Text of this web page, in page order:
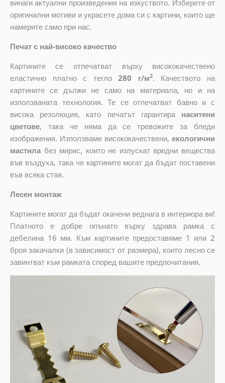
винаги актуални произведения на изкуството. Изберете от
оригинални мотиви и украсете дома си с картини, които ще
намерите само при нас.
Печат с най-високо качество
Картините се отпечатват върху висококачествено
еластично платно с тегло280 г/м2. Качеството на
картините се дължи не само на материала, но и на
използваната технология. Те се отпечатват бавно и с
висока резолюция, като печатът гарантира наситени
цветове, така че няма да се тревожите за бледи
изображения. Използваме висококачествени,екологични
мастилабез мирис, които не изпускат вредни вещества
във въздуха, така че картините могат да бъдат поставени
във всяка стая.
Лесен монтаж
Картините могат да бъдат окачени веднага в интериора ви!
Платното е добре опънато върху здрава рамка с
дебелина 16 мм. Към картините предоставяме 1 или 2
броя закачалки (в зависимост от размера), които лесно се
завинтват към рамката според вашите предпочитания.